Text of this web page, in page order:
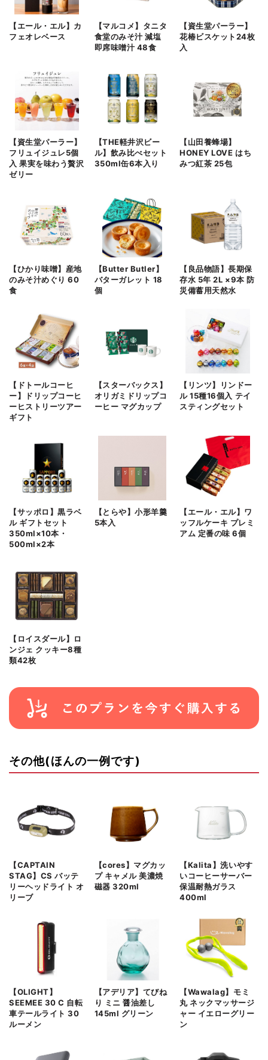
【エール・エル】カ
フェオレベース
【マルコメ】タニタ
食堂のみそ汁 減塩
即席味噌汁 48食
【資生堂パーラー】
花椿ビスケット24枚
入
【資生堂パーラー】
フリュイジュレ5個
入 果実を味わう贅沢
ゼリー
【‎THE軽井沢ビー
ル】飲み比べセット
350ml缶6本入り
【山田養蜂場】
HONEY LOVE はち
みつ紅茶 25包
【ひかり味噌】産地
のみそ汁めぐり 60
食
【Butter Butler】
バターガレット 18
個
【良品物語】長期保
存水 5年 2L ×9本 防
災備蓄用天然水
【ドトールコーヒ
ー】ドリップコーヒ
ーヒストリーツアー
ギフト
【スターバックス】
オリガミドリップコ
ーヒー マグカップ
【リンツ】リンドー
ル 15種16個入 テイ
スティングセット
【サッポロ】黒ラベ
ル ギフトセット
350ml×10本・
500ml×2本
【とらや】小形羊羹
5本入
【エール・エル】ワ
ッフルケーキ プレミ
アム 定番の味 6個
【ロイスダール】ロ
ンジェ クッキー8種
類42枚
その他(ほんの一例です)
【CAPTAIN
STAG】CS バッテ
リーヘッドライト オ
リーブ
【cores】マグカッ
プ キャメル 美濃焼
磁器 320ml
【Kalita】洗いやす
いコーヒーサーバー
保温耐熱ガラス
400ml
【OLIGHT】
SEEMEE 30 C 自転
車テールライト 30
ルーメン
【アデリア】てびね
り ミニ 醤油差し
145ml グリーン
【Wawalag】モミ
丸 ネックマッサージ
ャー イエローグリー
ン